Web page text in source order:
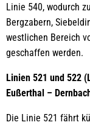
Linie 540, wodurch
Bergzabern,
westlichen Bereich
geschaffen werden.
Linien 521 und 522
Eußerthal –
Die Linie 521 fährt